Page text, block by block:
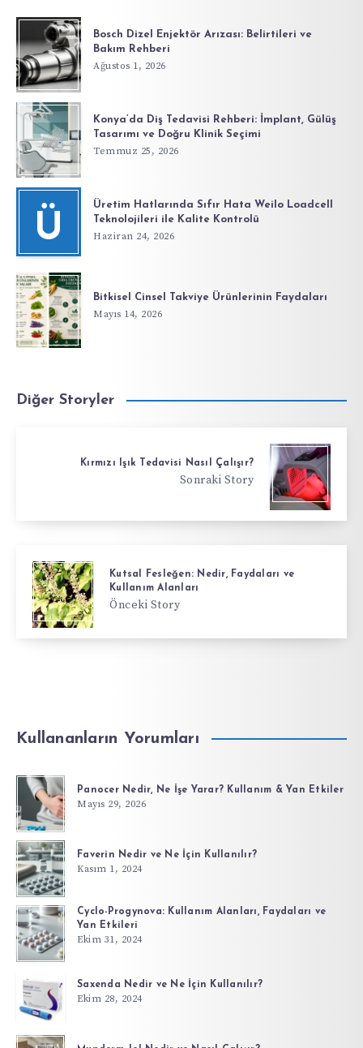
Bosch Dizel Enjektör Arızası: Belirtileri ve
Bakım Rehberi
Ağustos 1, 2026
Konya’da Diş Tedavisi Rehberi: İmplant, Gülüş
Tasarımı ve Doğru Klinik Seçimi
Temmuz 25, 2026
Ü
Üretim Hatlarında Sıfır Hata Weilo Loadcell
Teknolojileri ile Kalite Kontrolü
Haziran 24, 2026
Bitkisel Cinsel Takviye Ürünlerinin Faydaları
Mayıs 14, 2026
Diğer Storyler
Kırmızı Işık Tedavisi Nasıl Çalışır?
Sonraki Story
Kutsal Fesleğen: Nedir, Faydaları ve
Kullanım Alanları
Önceki Story
Kullananların Yorumları
Panocer Nedir, Ne İşe Yarar? Kullanım & Yan Etkiler
Mayıs 29, 2026
Faverin Nedir ve Ne İçin Kullanılır?
Kasım 1, 2024
Cyclo-Progynova: Kullanım Alanları, Faydaları ve
Yan Etkileri
Ekim 31, 2024
Saxenda Nedir ve Ne İçin Kullanılır?
Ekim 28, 2024